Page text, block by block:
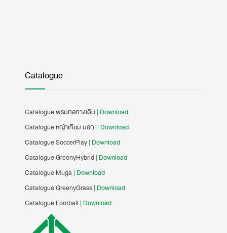
Catalogue
Catalogue พรมทอทางเดิน | Download
Catalogue หญ้าเทียม มอก.| Download
Catalogue SoccerPlay| Download
Catalogue GreenyHybrid| Download
Catalogue Muga | Download
Catalogue GreenyGrass| Download
Catalogue Football | Download